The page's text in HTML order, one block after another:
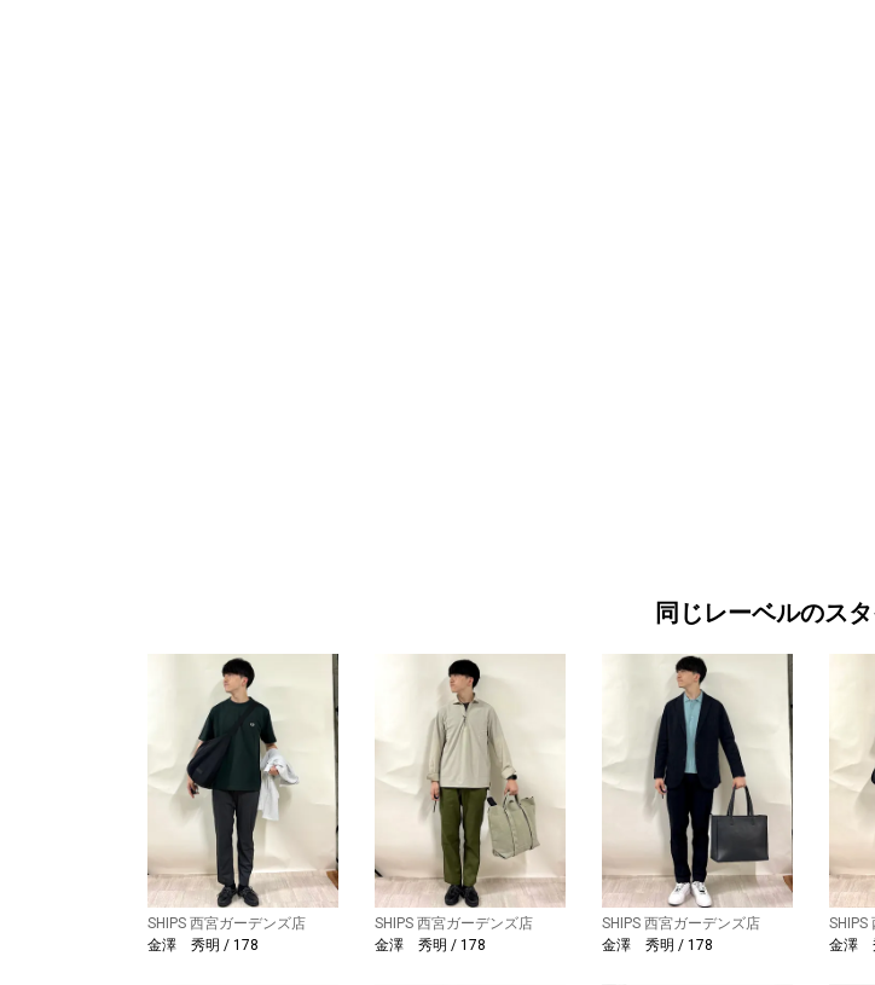
同じレーベルのス
SHIPS 西宮ガーデンズ店
金澤 秀明 / 178
SHIPS 西宮ガーデンズ店
金澤 秀明 / 178
SHIPS 西宮ガーデンズ店
金澤 秀明 / 178
SHIPS
金澤